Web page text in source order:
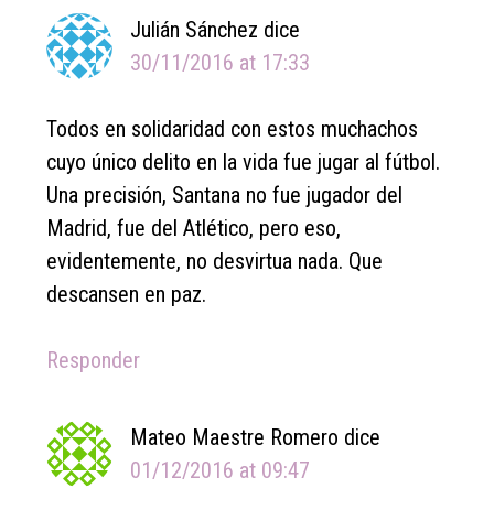
Julián Sánchez dice
30/11/2016 at 17:33
Todos en solidaridad con estos muchachos
cuyo único delito en la vida fue jugar al fútbol.
Una precisión, Santana no fue jugador del
Madrid, fue del Atlético, pero eso,
evidentemente, no desvirtua nada. Que
descansen en paz.
Responder
Mateo Maestre Romero dice
01/12/2016 at 09:47